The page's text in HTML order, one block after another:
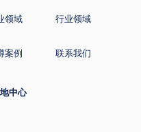
领域 行业领域
案例 联系我们
中心